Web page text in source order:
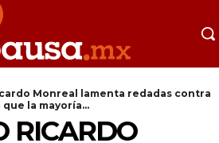
Monreal lamenta redadas contra
la mayoría...
RICARDO